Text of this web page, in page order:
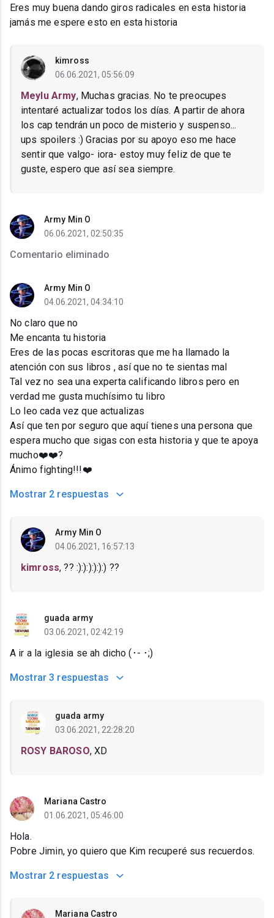
Eres muy buena dando giros radicales en esta historia
jamás me espere esto en esta historia
kimross
06.06.2021, 05:56:09
Meylu Army, Muchas gracias. No te preocupes
intentaré actualizar todos los días. A partir de ahora
los cap tendrán un poco de misterio y suspenso...
ups spoilers :) Gracias por su apoyo eso me hace
sentir que valgo- iora- estoy muy feliz de que te
guste, espero que así sea siempre.
Army Min O
06.06.2021, 02:50:35
Comentario eliminado
Army Min O
04.06.2021, 04:34:10
No claro que no
Me encanta tu historia
Eres de las pocas escritoras que me ha llamado la
atención con sus libros , así que no te sientas mal
Tal vez no sea una experta calificando libros pero en
verdad me gusta muchísimo tu libro
Lo leo cada vez que actualizas
Así que ten por seguro que aquí tienes una persona que
espera mucho que sigas con esta historia y que te apoya
mucho❤️❤️?
Ánimo fighting!!!❤️
Mostrar 2 respuestas
Army Min O
04.06.2021, 16:57:13
kimross, ?? :):):):):):) ??
guada army
03.06.2021, 02:42:19
A ir a la iglesia se ah dicho (･- ･;)
Mostrar 3 respuestas
guada army
03.06.2021, 22:28:20
ROSY BAROSO, XD
Mariana Castro
01.06.2021, 05:46:00
Hola.
Pobre Jimin, yo quiero que Kim recuperé sus recuerdos.
Mostrar 2 respuestas
Mariana Castro